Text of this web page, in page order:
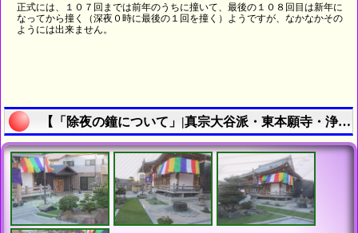
正式には、１０７回までは前年のうちに撞いて、最後の１０８回目は新年に
なってから撞く（深夜０時に最後の１回を撞く）ようですが、なかなかその
ようには出来ません。
【「除夜の鐘について」|真宗大谷派・東本願寺・浄土真宗愛知県西光寺】の説明終了